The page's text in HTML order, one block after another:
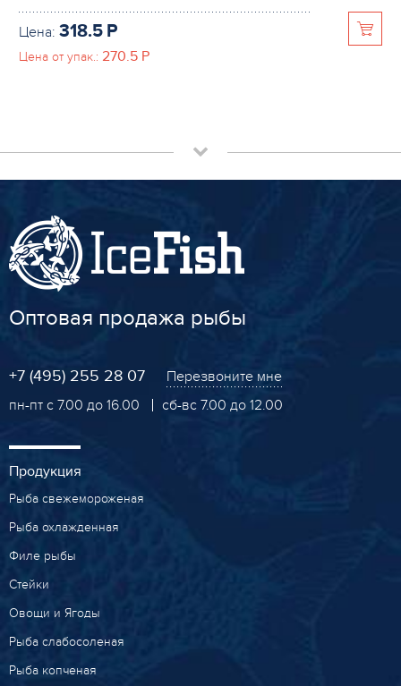
Цена: 318.5 P
Цена от упак.: 270.5 P
Оптовая продажа рыбы
+7 (495) 255 28 07
Перезвоните мне
пн-пт с 7.00 до 16.00
сб-вс 7.00 до 12.00
Продукция
Рыба свежемороженая
Рыба охлажденная
Филе рыбы
Стейки
Овощи и Ягоды
Рыба слабосоленая
Рыба копченая